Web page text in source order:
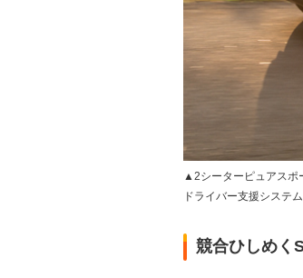
▲2シーターピュアスポ
ドライバー支援システ
競合ひしめく